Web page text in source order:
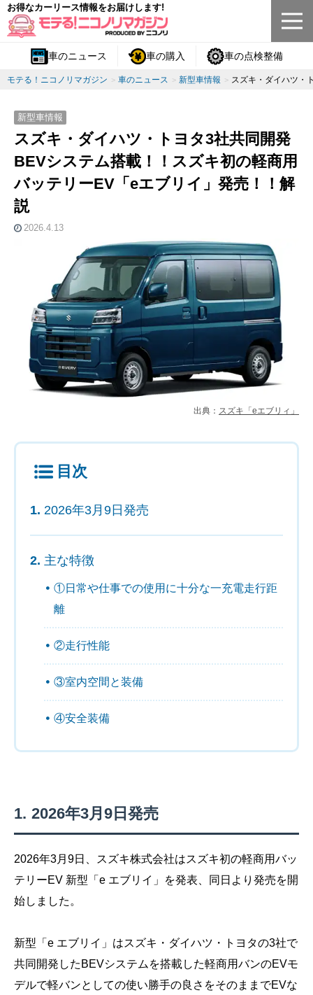
お得なカーリース情報をお届けします!
車のニュース 車の購入 車の点検整備
モテる！ニコノリマガジン 車のニュース 新型車情報 スズキ・ダイハツ・
新型車情報
スズキ・ダイハツ・トヨタ3社共同開発
BEVシステム搭載！！スズキ初の軽商用
バッテリーEV「eエブリイ」発売！！解
説
2026.4.13
出典： スズキ「eエブリィ」
目次
2026年3月9日発売
主な特徴
①日常や仕事での使用に十分な一充電走行距
離
②走行性能
③室内空間と装備
④安全装備
2026年3月9日発売
2026年3月9日、スズキ株式会社はスズキ初の軽商用バッ
テリーEV 新型「e エブリイ」を発表、同日より発売を開
始しました。
新型「e エブリイ」はスズキ・ダイハツ・トヨタの3社で
共同開発したBEVシステムを搭載した軽商用バンのEVモ
デルで軽バンとしての使い勝手の良さをそのままでEVな